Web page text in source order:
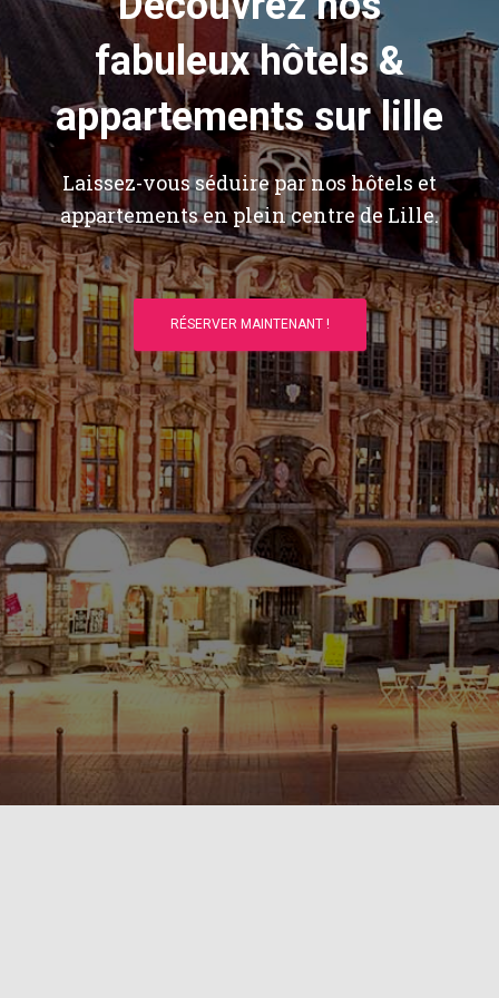
fabuleux hôtels &
appartements sur lille
Laissez-vous séduire par nos hôtels et
appartements en plein centre de Lille.
RÉSERVER MAINTENANT !